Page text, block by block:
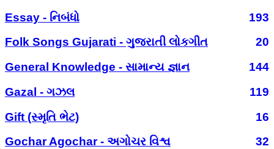
Essay - નિબંધો
193
Folk Songs Gujarati - ગુજરાતી લોકગીત
20
General Knowledge - સામાન્ય જ્ઞાન
144
Gazal - ગઝલ
119
Gift (સ્મૃતિ ભેટ)
16
Gochar Agochar - અગોચર વિશ્વ
32